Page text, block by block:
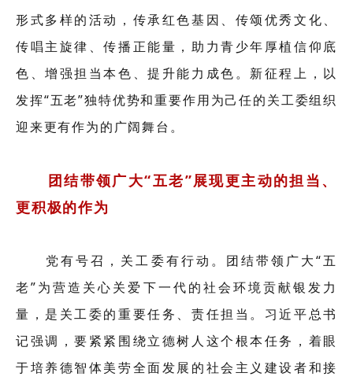
形式多样的活动，传承红色基因、传颂优秀文化、
传唱主旋律、传播正能量，助力青少年厚植信仰底
色、增强担当本色、提升能力成色。新征程上，以
发挥“五老”独特优势和重要作用为己任的关工委组织
迎来更有作为的广阔舞台。
团结带领广大“五老”展现更主动的担当、
更积极的作为
党有号召，关工委有行动。团结带领广大“五
老”为营造关心关爱下一代的社会环境贡献银发力
量，是关工委的重要任务、责任担当。习近平总书
记强调，要紧紧围绕立德树人这个根本任务，着眼
于培养德智体美劳全面发展的社会主义建设者和接